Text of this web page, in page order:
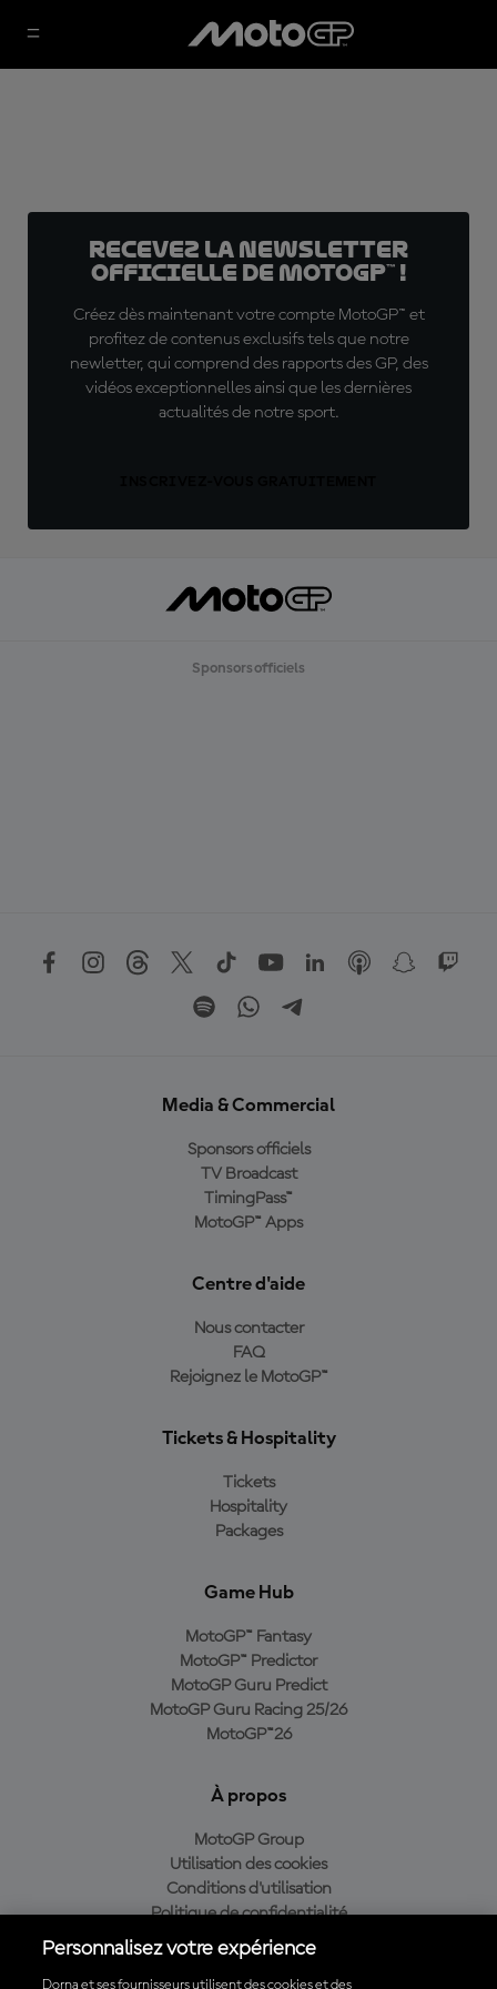
Recevez la Newsletter
officielle de MotoGP™ !
Créez dès maintenant votre compte MotoGP™ et
profitez de contenus exclusifs tels que notre
newletter, qui comprend des rapports des GP, des
vidéos exceptionnelles ainsi que les dernières
actualités de notre sport.
Sponsors officiels
Media & Commercial
Sponsors officiels
TV Broadcast
TimingPass™
MotoGP™ Apps
Centre d'aide
Nous contacter
FAQ
Rejoignez le MotoGP™
Tickets & Hospitality
Tickets
Hospitality
Packages
Game Hub
MotoGP™ Fantasy
MotoGP™ Predictor
MotoGP Guru Predict
MotoGP Guru Racing 25/26
MotoGP™26
À propos
MotoGP Group
Utilisation des cookies
Conditions d'utilisation
Politique de confidentialité
Politique d’achat
Personnalisez votre expérience
Dorna et ses fournisseurs utilisent des cookies et des